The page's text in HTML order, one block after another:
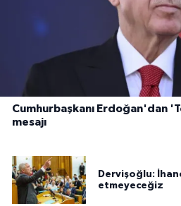
Cumhurbaşkanı Erdoğan'dan
mesajı
Dervişoğlu:
etmeyeceğiz